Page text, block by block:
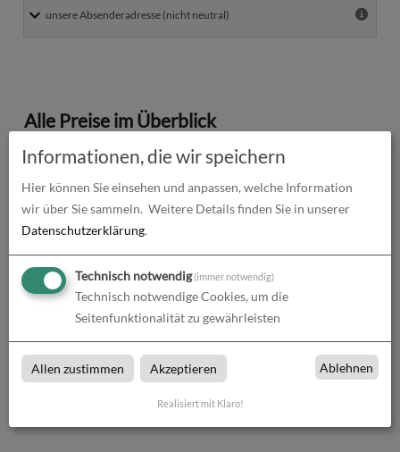
Alle Preise im Überblick
Produkt-Konfiguration
Druckdaten überprüfen 0,00
Produktion und Versand
Produktions- und Lieferzeit
Gesamtbetrag (netto)
zzgl. 19% MwSt. 23,05 €
Informationen, die wir speichern
Hier können Sie einsehen und anpassen, welche Information
wir über Sie sammeln. Weitere Details finden Sie in unserer
Datenschutzerklärung.
Technisch notwendig(immer notwendig)
Technisch notwendige Cookies, um die
Seitenfunktionalität zu gewährleisten
Allen zustimmen Akzeptieren Ablehnen
Realisiert mit Klaro!